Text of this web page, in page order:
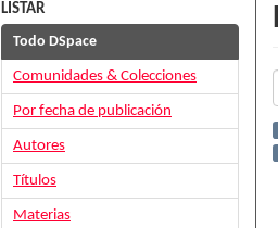
LISTAR
Todo DSpace
Comunidades & Colecciones
Por fecha de publicación
Autores
Títulos
Materias